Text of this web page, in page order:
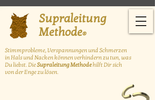
Stimmprobleme, Verspannungen und Schmerzen
in Hals und Nacken könnenverhindern zu tun, was
Du liebst. DieSupraleitung Methodehilft Dir sich
von der Enge zu lösen.
Supraleitung
Methode®